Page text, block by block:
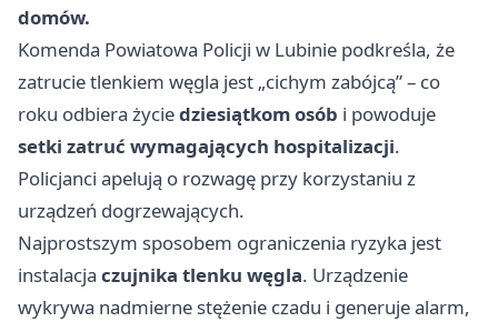
domów.
Komenda Powiatowa Policji w Lubinie podkreśla, że
zatrucie tlenkiem węgla jest „cichym zabójcą” – co
roku odbiera życiedziesiątkom osób i powoduje
setki zatruć wymagających hospitalizacji.
Policjanci apelują o rozwagę przy korzystaniu z
urządzeń dogrzewających.
Najprostszym sposobem ograniczenia ryzyka jest
instalacja czujnika tlenku węgla. Urządzenie
wykrywa nadmierne stężenie czadu i generuje alarm,